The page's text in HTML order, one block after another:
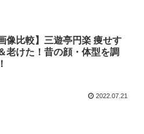
画像比較】三遊亭円楽 痩せす
老けた！昔の顔・体型を調
2022.07.21